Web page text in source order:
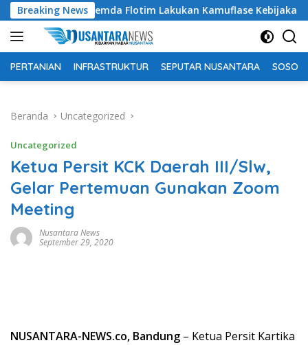
Langsung
ke
konten
Breaking News
Pemda Flotim Lakukan Kamuflase Kebijakan Politik
PERTANIAN INFRASTRUKTUR SEPUTAR NUSANTARA SOSOK
Beranda Uncategorized
Uncategorized
Ketua Persit KCK Daerah III/Slw,
Gelar Pertemuan Gunakan Zoom
Meeting
Nusantara News
September 29, 2020
NUSANTARA-NEWS.co, Bandung – Ketua Persit Kartika